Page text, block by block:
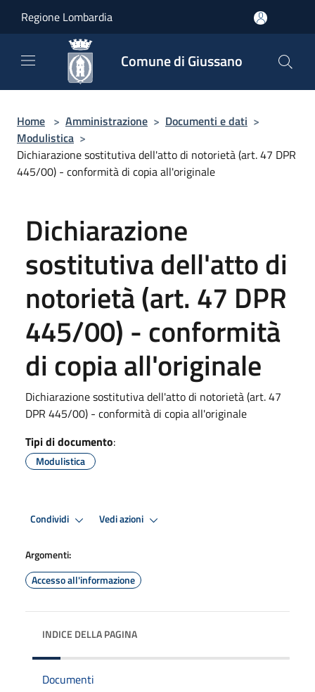
Regione Lombardia
Comune di Giussano
Home > Amministrazione > Documenti e dati >
Modulistica >
Dichiarazione sostitutiva dell'atto di notorietà (art. 47 DPR
445/00) - conformità di copia all'originale
Dichiarazione
sostitutiva dell'atto di
notorietà (art. 47 DPR
445/00) - conformità
di copia all'originale
Dichiarazione sostitutiva dell'atto di notorietà (art. 47
DPR 445/00) - conformità di copia all'originale
Tipi di documento:
Modulistica
Condividi Vedi azioni
Argomenti:
Accesso all'informazione
INDICE DELLA PAGINA
Documenti